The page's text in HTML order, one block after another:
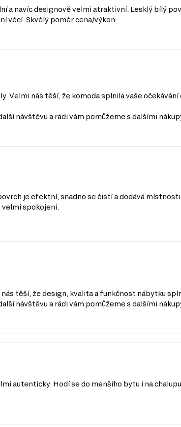
a navíc designově velmi atraktivní. Lesklý bílý
věcí. Skvělý poměr cena/výkon.
Velmi nás těší, že komoda splnila vaše
návštěvu a rádi vám pomůžeme s dalšími
je efektní, snadno se čistí a dodává
velmi spokojeni.
těší, že design, kvalita a funkčnost nábytku
návštěvu a rádi vám pomůžeme s dalšími
autenticky. Hodí se do menšího bytu i na